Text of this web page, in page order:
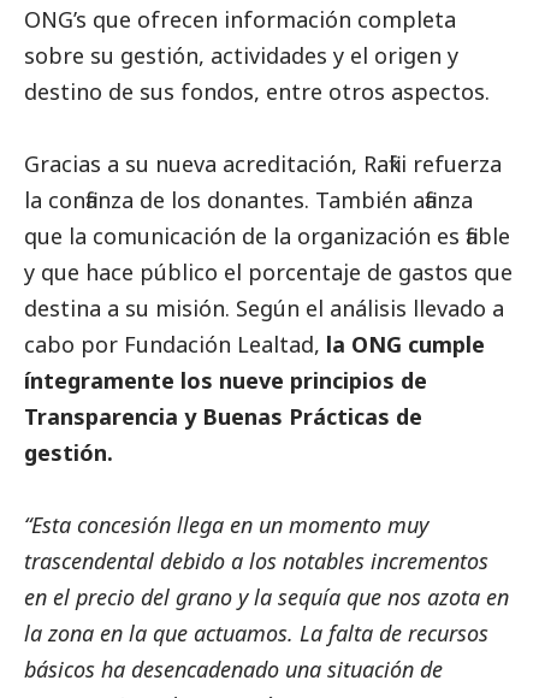
ONG’s que ofrecen información completa
sobre su gestión, actividades y el origen y
destino de sus fondos, entre otros aspectos.
Gracias a su nueva acreditación, Rafiki refuerza
la confianza de los donantes. También afianza
que la comunicación de la organización es fiable
y que hace público el porcentaje de gastos que
destina a su misión. Según el análisis llevado a
cabo por Fundación Lealtad, la ONG cumple
íntegramente los nueve principios de
Transparencia y Buenas Prácticas de
gestión.
“Esta concesión llega en un momento muy
trascendental debido a los notables incrementos
en el precio del grano y la sequía que nos azota en
la zona en la que actuamos. La falta de recursos
básicos ha desencadenado una situación de